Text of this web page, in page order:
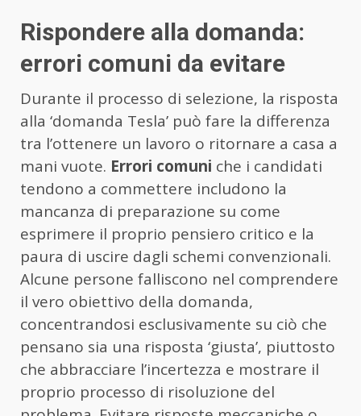
Rispondere alla domanda:
errori comuni da evitare
Durante il processo di selezione, la risposta
alla ‘domanda Tesla’ può fare la differenza
tra l’ottenere un lavoro o ritornare a casa a
mani vuote. Errori comuni che i candidati
tendono a commettere includono la
mancanza di preparazione su come
esprimere il proprio pensiero critico e la
paura di uscire dagli schemi convenzionali.
Alcune persone falliscono nel comprendere
il vero obiettivo della domanda,
concentrandosi esclusivamente su ciò che
pensano sia una risposta ‘giusta’, piuttosto
che abbracciare l’incertezza e mostrare il
proprio processo di risoluzione del